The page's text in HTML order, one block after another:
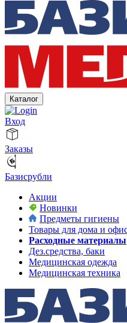
Каталог
Вход
Заказы
Базисрубли
Акции
Новинки
Предметы гигиены
Товары для дома и
Расходные материалы
Дез.средства, баки
Медицинская одежда
Медицинская техника